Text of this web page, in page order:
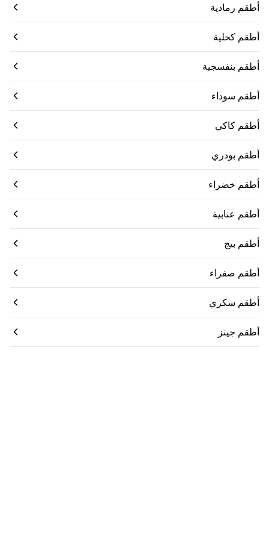
أطقم رمادية
أطقم كحلية
أطقم بنفسجية
أطقم سوداء
أطقم كاكي
أطقم بودري
أطقم خضراء
أطقم عنابية
أطقم بيج
أطقم صفراء
أطقم سكري
أطقم جينز